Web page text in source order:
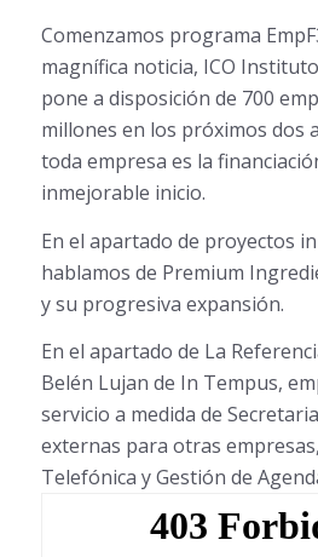
Comenzamos programa
magnífica noticia, ICO
pone a disposición de 700
millones en los próximos dos
toda empresa es la
inmejorable inicio.
En el apartado de proyectos
hablamos de Premium
y su progresiva expansión.
En el apartado de La
Belén Lujan de In Tempus,
servicio a medida de
externas para otras
Telefónica y Gestión de